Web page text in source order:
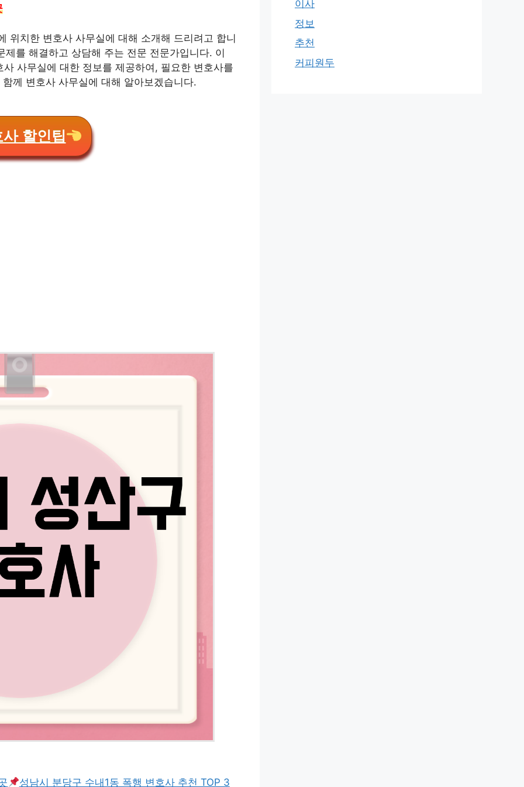
위치한 변호사 사무실에 대해 소개해 드리려고 합니
를 해결하고 상담해 주는 전문 전문가입니다. 이
사무실에 대한 정보를 제공하여, 필요한 변호사를
께 변호사 사무실에 대해 알아보겠습니다.
할인팁
성남시 분당구 수내1동 폭행 변호사 추천 TOP 3
이사
정보
추천
커피원두